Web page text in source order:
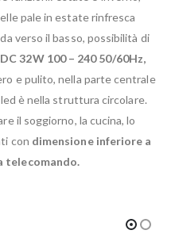
pale in estate rinfresca
verso il basso, possibilità di
32W 100 – 240 50/60Hz,
e pulito, nella parte centrale
è nella struttura circolare.
il soggiorno, la cucina, lo
con dimensione inferiore a
telecomando.